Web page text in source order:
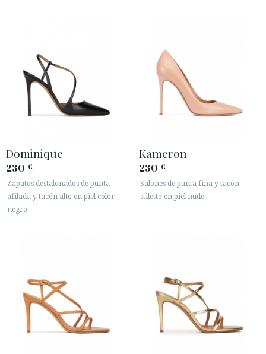
Dominique
230 €
Zapatos destalonados de punta
afilada y tacón alto en piel color
negro
Kameron
230 €
Salones de punta fina y tacón
stiletto en piel nude